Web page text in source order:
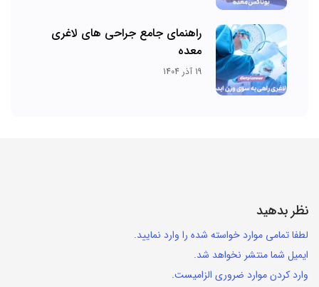
راهنمای جامع جراحی های لاغری
معده
19 آذر 1404
نظر بدهید
لطفا تمامی موارد خواسته شده را وارد نمایید.
ایمیل شما منتشر نخواهد شد.
وارد کردن موارد ضروری الزامیست.